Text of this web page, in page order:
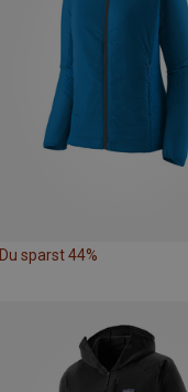
Du sparst 44%